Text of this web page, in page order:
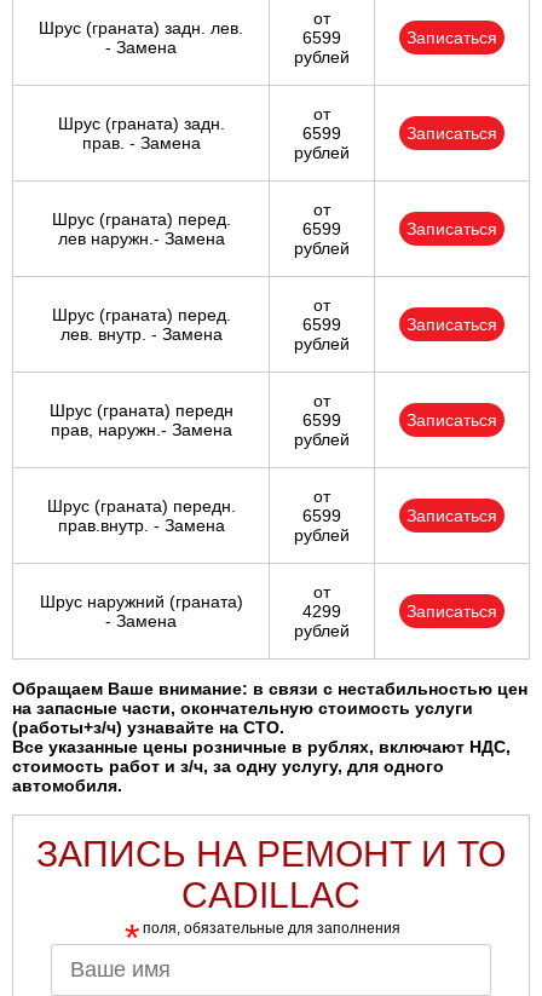
Шрус (граната) задн. лев.
- Замена
от
6599
рублей
Записаться
Шрус (граната) задн.
прав. - Замена
от
6599
рублей
Записаться
Шрус (граната) перед.
лев наружн.- Замена
от
6599
рублей
Записаться
Шрус (граната) перед.
лев. внутр. - Замена
от
6599
рублей
Записаться
Шрус (граната) передн
прав, наружн.- Замена
от
6599
рублей
Записаться
Шрус (граната) передн.
прав.внутр. - Замена
от
6599
рублей
Записаться
Шрус наружний (граната)
- Замена
от
4299
рублей
Записаться
Обращаем Ваше внимание: в связи с нестабильностью цен
на запасные части, окончательную стоимость услуги
(работы+з/ч) узнавайте на СТО.
Все указанные цены розничные в рублях, включают НДС,
стоимость работ и з/ч, за одну услугу, для одного
автомобиля.
ЗАПИСЬ НА РЕМОНТ И ТО
CADILLAC
* поля, обязательные для заполнения